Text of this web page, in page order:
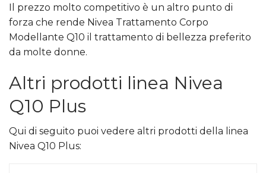
Il prezzo molto competitivo è un altro punto di
forza che rende Nivea Trattamento Corpo
Modellante Q10 il trattamento di bellezza preferito
da molte donne.
Altri prodotti linea Nivea
Q10 Plus
Qui di seguito puoi vedere altri prodotti della linea
Nivea Q10 Plus: